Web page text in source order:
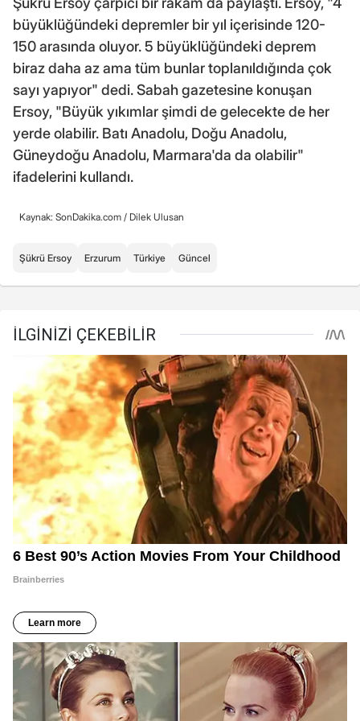
büyüklüğündeki depremler bir yıl içerisinde 120-
150 arasında oluyor. 5 büyüklüğündeki deprem
biraz daha az ama tüm bunlar toplanıldığında çok
sayı yapıyor" dedi. Sabah gazetesine konuşan
Ersoy, "Büyük yıkımlar şimdi de gelecekte de her
yerde olabilir. Batı Anadolu, Doğu Anadolu,
Güneydoğu Anadolu, Marmara'da da olabilir"
ifadelerini kullandı.
Kaynak: SonDakika.com / Dilek Ulusan
Şükrü Ersoy Erzurum Türkiye Güncel